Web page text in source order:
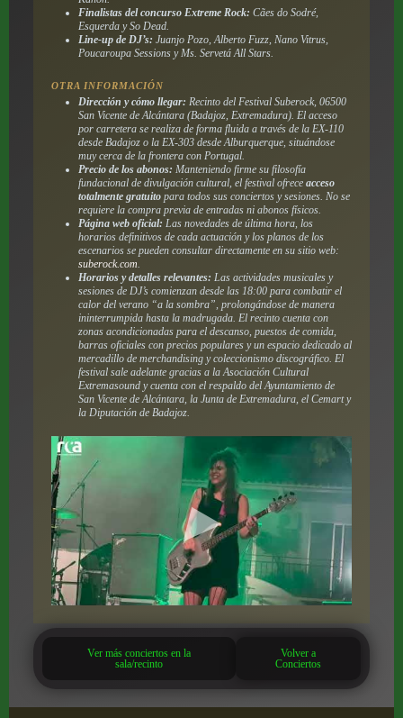
Finalistas del concurso Extreme Rock: Cães do Sodré,
Esquerda y So Dead.
Line-up de DJ’s: Juanjo Pozo, Alberto Fuzz, Nano Vitrus,
Poucaroupa Sessions y Ms. Servetá All Stars.
OTRA INFORMACIÓN
Dirección y cómo llegar: Recinto del Festival Suberock, 06500
San Vicente de Alcántara (Badajoz, Extremadura). El acceso
por carretera se realiza de forma fluida a través de la EX-110
desde Badajoz o la EX-303 desde Alburquerque, situándose
muy cerca de la frontera con Portugal.
Precio de los abonos: Manteniendo firme su filosofía
fundacional de divulgación cultural, el festival ofrece acceso
totalmente gratuitopara todos sus conciertos y sesiones. No se
requiere la compra previa de entradas ni abonos físicos.
Página web oficial: Las novedades de última hora, los
horarios definitivos de cada actuación y los planos de los
escenarios se pueden consultar directamente en su sitio web:
suberock.com.
Horarios y detalles relevantes: Las actividades musicales y
sesiones de DJ’s comienzan desde las 18:00 para combatir el
calor del verano “a la sombra”, prolongándose de manera
ininterrumpida hasta la madrugada. El recinto cuenta con
zonas acondicionadas para el descanso, puestos de comida,
barras oficiales con precios populares y un espacio dedicado al
mercadillo de merchandising y coleccionismo discográfico. El
festival sale adelante gracias a la Asociación Cultural
Extremasound y cuenta con el respaldo del Ayuntamiento de
San Vicente de Alcántara, la Junta de Extremadura, el Cemart y
la Diputación de Badajoz.
Ver más conciertos en la
sala/recinto
Volver a
Conciertos